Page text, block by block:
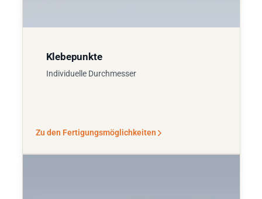
Klebepunkte
Individuelle Durchmesser
Zu den Fertigungsmöglichkeiten